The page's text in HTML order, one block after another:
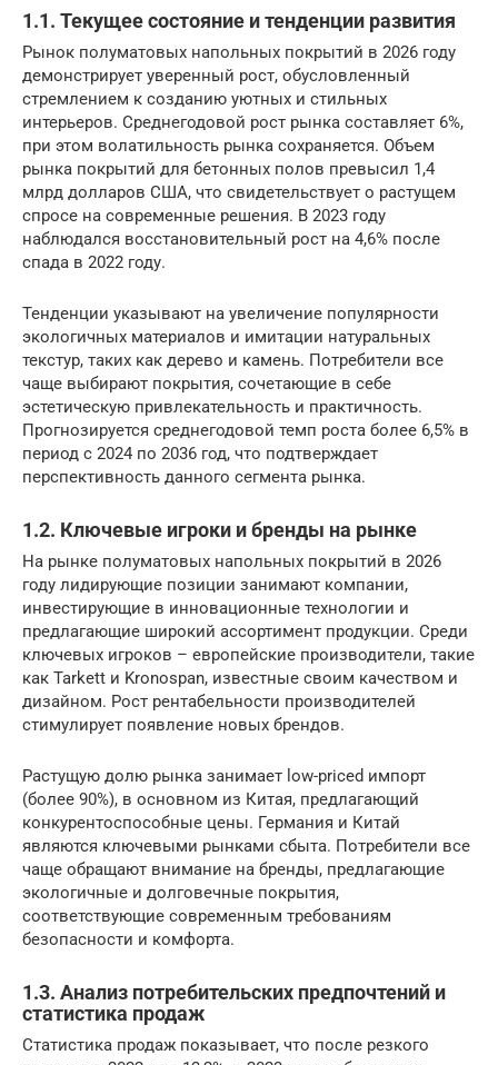
1.1. Текущее состояние и тенденции развития
Рынок полуматовых напольных покрытий в 2026 году
демонстрирует уверенный рост, обусловленный
стремлением к созданию уютных и стильных
интерьеров. Среднегодовой рост рынка составляет 6%,
при этом волатильность рынка сохраняется. Объем
рынка покрытий для бетонных полов превысил 1,4
млрд долларов США, что свидетельствует о растущем
спросе на современные решения. В 2023 году
наблюдался восстановительный рост на 4,6% после
спада в 2022 году.
Тенденции указывают на увеличение популярности
экологичных материалов и имитации натуральных
текстур, таких как дерево и камень. Потребители все
чаще выбирают покрытия, сочетающие в себе
эстетическую привлекательность и практичность.
Прогнозируется среднегодовой темп роста более 6,5% в
период с 2024 по 2036 год, что подтверждает
перспективность данного сегмента рынка.
1.2. Ключевые игроки и бренды на рынке
На рынке полуматовых напольных покрытий в 2026
году лидирующие позиции занимают компании,
инвестирующие в инновационные технологии и
предлагающие широкий ассортимент продукции. Среди
ключевых игроков – европейские производители, такие
как Tarkett и Kronospan, известные своим качеством и
дизайном. Рост рентабельности производителей
стимулирует появление новых брендов.
Растущую долю рынка занимает low-priced импорт
(более 90%), в основном из Китая, предлагающий
конкурентоспособные цены. Германия и Китай
являются ключевыми рынками сбыта. Потребители все
чаще обращают внимание на бренды, предлагающие
экологичные и долговечные покрытия,
соответствующие современным требованиям
безопасности и комфорта.
1.3. Анализ потребительских предпочтений и
статистика продаж
Статистика продаж показывает, что после резкого